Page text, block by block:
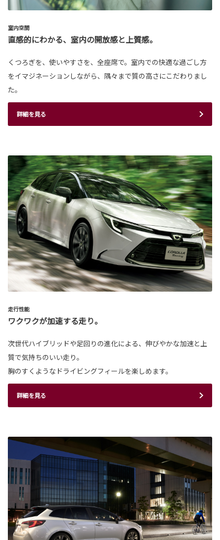
室内空間
直感的にわかる、室内の開放感と上質感。
くつろぎを、使いやすさを、全座席で。室内での快適な過ごし方
をイマジネーションしながら、隅々まで質の高さにこだわりまし
た。
詳細を見る
走行性能
ワクワクが加速する走り。
次世代ハイブリッドや足回りの進化による、伸びやかな加速と上
質で気持ちのいい走り。
胸のすくようなドライビングフィールを楽しめます。
詳細を見る